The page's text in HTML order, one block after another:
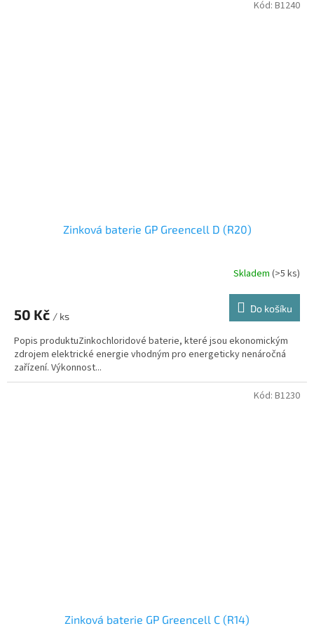
Zinková baterie GP Greencell D (R20)
Skladem (>5 ks)
50 Kč / ks
Do košíku
Popis produktuZinkochloridové baterie, které jsou ekonomickým
zdrojem elektrické energie vhodným pro energeticky nenáročná
zařízení. Výkonnost...
Kód: B1240
Zinková baterie GP Greencell C (R14)
Kód: B1230